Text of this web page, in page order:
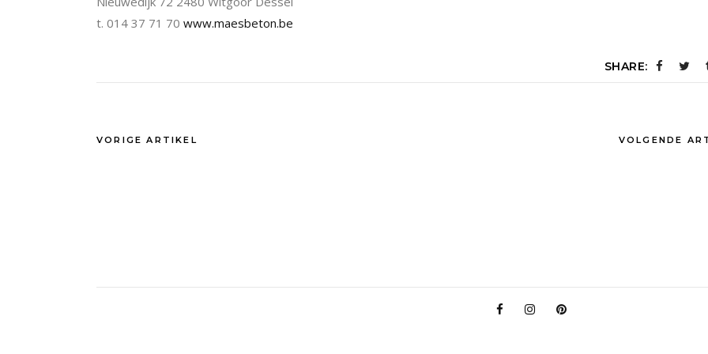
t. 014 37 71 70 www.maesbeton.be
SHARE:
VORIGE ARTIKEL VOLGENDE